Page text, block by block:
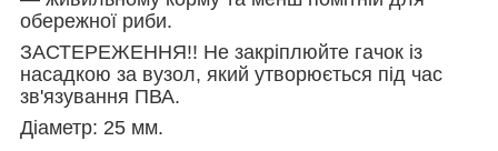
обережної риби.
ЗАСТЕРЕЖЕННЯ!! Не закріплюйте гачок із
насадкою за вузол, який утворюється під час
зв'язування ПВА.
Діаметр: 25 мм.